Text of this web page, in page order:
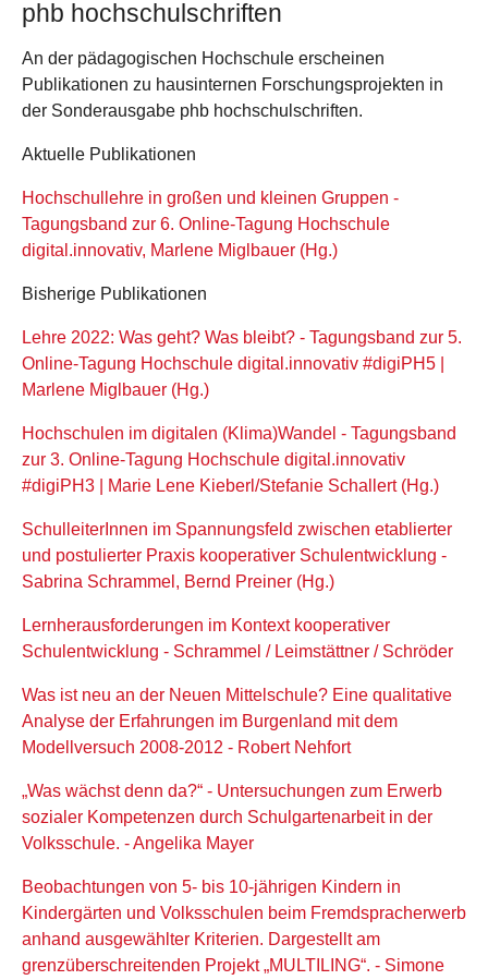
phb hochschulschriften
An der pädagogischen Hochschule erscheinen
Publikationen zu hausinternen Forschungsprojekten in
der Sonderausgabe phb hochschulschriften.
Aktuelle Publikationen
Hochschullehre in großen und kleinen Gruppen -
Tagungsband zur 6. Online-Tagung Hochschule
digital.innovativ, Marlene Miglbauer (Hg.)
Bisherige Publikationen
Lehre 2022: Was geht? Was bleibt? - Tagungsband zur 5.
Online-Tagung Hochschule digital.innovativ #digiPH5 |
Marlene Miglbauer (Hg.)
Hochschulen im digitalen (Klima)Wandel - Tagungsband
zur 3. Online-Tagung Hochschule digital.innovativ
#digiPH3 | Marie Lene Kieberl/Stefanie Schallert (Hg.)
SchulleiterInnen im Spannungsfeld zwischen etablierter
und postulierter Praxis kooperativer Schulentwicklung -
Sabrina Schrammel, Bernd Preiner (Hg.)
Lernherausforderungen im Kontext kooperativer
Schulentwicklung - Schrammel / Leimstättner / Schröder
Was ist neu an der Neuen Mittelschule? Eine qualitative
Analyse der Erfahrungen im Burgenland mit dem
Modellversuch 2008-2012 - Robert Nehfort
„Was wächst denn da?“ - Untersuchungen zum Erwerb
sozialer Kompetenzen durch Schulgartenarbeit in der
Volksschule. - Angelika Mayer
Beobachtungen von 5- bis 10-jährigen Kindern in
Kindergärten und Volksschulen beim Fremdspracherwerb
anhand ausgewählter Kriterien. Dargestellt am
grenzüberschreitenden Projekt „MULTILING“. - Simone